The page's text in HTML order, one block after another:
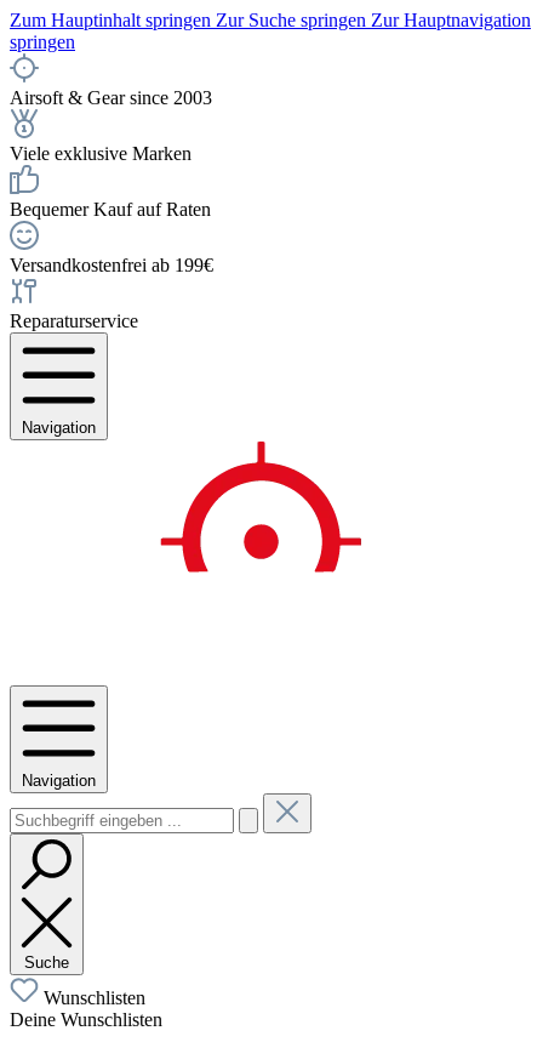
Zum Hauptinhalt springen Zur Suche springen Zur Hauptnavigation
springen
Airsoft & Gear since 2003
Viele exklusive Marken
Bequemer Kauf auf Raten
Versandkostenfrei ab 199€
Reparaturservice
Navigation
Navigation
Suche
Wunschlisten
Deine Wunschlisten